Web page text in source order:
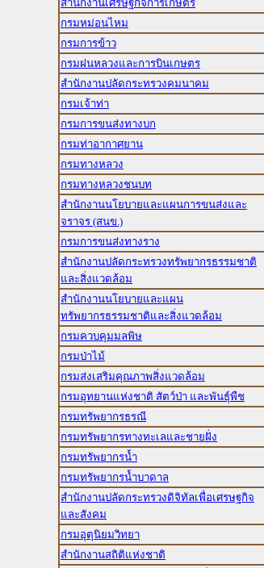
สำนักงานเศรษฐกิจการเกษตร
กรมหม่อนไหม
กรมการข้าว
กรมฝนหลวงและการบินเกษตร
สำนักงานปลัดกระทรวงคมนาคม
กรมเจ้าท่า
กรมการขนส่งทางบก
กรมท่าอากาศยาน
กรมทางหลวง
กรมทางหลวงชนบท
สำนักงานนโยบายและแผนการขนส่งและ
จราจร (สนข.)
กรมการขนส่งทางราง
สำนักงานปลัดกระทรวงทรัพยากรธรรมชาติ
และสิ่งแวดล้อม
สำนักงานนโยบายและแผน
ทรัพยากรธรรมชาติและสิ่งแวดล้อม
กรมควบคุมมลพิษ
กรมป่าไม้
กรมส่งเสริมคุณภาพสิ่งแวดล้อม
กรมอุทยานแห่งชาติ สัตว์ป่า และพันธุ์พืช
กรมทรัพยากรธรณี
กรมทรัพยากรทางทะเลและชายฝั่ง
กรมทรัพยากรน้ำ
กรมทรัพยากรน้ำบาดาล
สำนักงานปลัดกระทรวงดิจิทัลเพื่อเศรษฐกิจ
และสังคม
กรมอุตุนิยมวิทยา
สำนักงานสถิติแห่งชาติ